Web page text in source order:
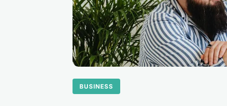
BUSINESS